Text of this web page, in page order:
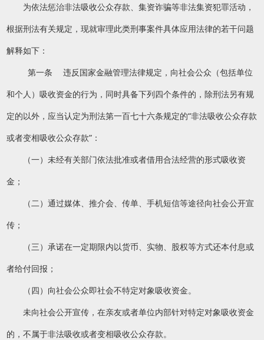
为依法惩治非法吸收公众存款、集资诈骗等非法集资犯罪活动，
根据刑法有关规定，现就审理此类刑事案件具体应用法律的若干问题
解释如下：
第一条 违反国家金融管理法律规定，向社会公众（包括单位
和个人）吸收资金的行为，同时具备下列四个条件的，除刑法另有规
定的以外，应当认定为刑法第一百七十六条规定的“非法吸收公众存款
或者变相吸收公众存款”：
（一）未经有关部门依法批准或者借用合法经营的形式吸收资
金；
（二）通过媒体、推介会、传单、手机短信等途径向社会公开宣
传；
（三）承诺在一定期限内以货币、实物、股权等方式还本付息或
者给付回报；
（四）向社会公众即社会不特定对象吸收资金。
未向社会公开宣传，在亲友或者单位内部针对特定对象吸收资金
的，不属于非法吸收或者变相吸收公众存款。